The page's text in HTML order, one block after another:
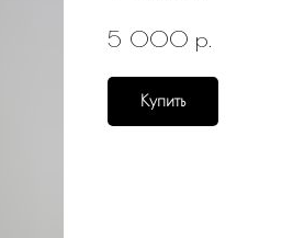
5 000 р.
Купить